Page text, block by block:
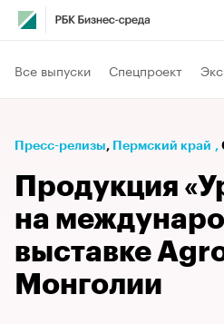
Все выпуски Спецпроект
Пресс-релизы⁠, Пермский край ,
Продукция
на
выставке
Монголии